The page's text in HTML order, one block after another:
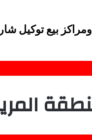
بيع توكيل